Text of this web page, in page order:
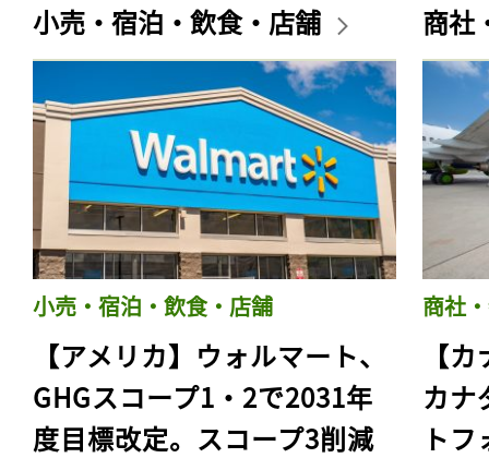
小売・宿泊・飲食・店舗
小売・宿泊・飲食・店舗
【アメリカ】ウォルマート、
GHGスコープ1・2で2031年
度目標改定。スコープ3削減
商社
商社
【
カナ
ト